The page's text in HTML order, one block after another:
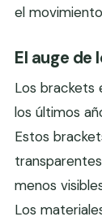
el
El auge
Los brackets
los últimos
Estos
menos
Los